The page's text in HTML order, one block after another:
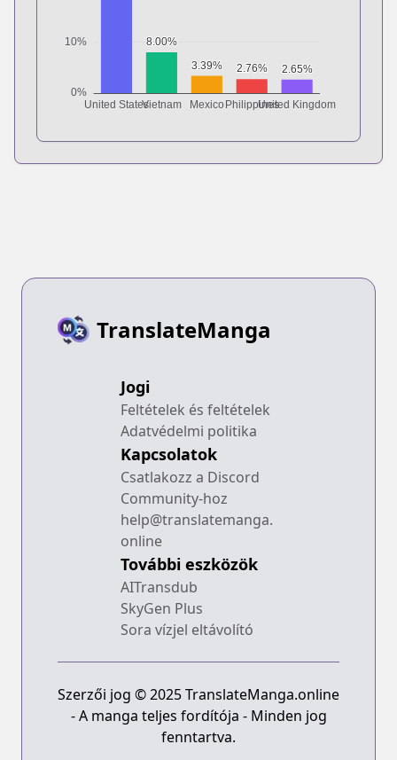
TranslateManga
Jogi
Feltételek és feltételek
Adatvédelmi politika
Kapcsolatok
Csatlakozz a Discord
Community-hoz
help@translatemanga.
online
További eszközök
AITransdub
SkyGen Plus
Sora vízjel eltávolító
Szerzői jog © 2025 TranslateManga.online
- A manga teljes fordítója - Minden jog
fenntartva.